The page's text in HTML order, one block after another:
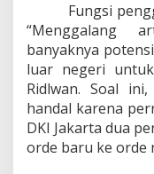
Fungsi
“Menggalang
banyaknya
luar negeri
Ridlwan. Soal
handal karena
DKI Jakarta dua
orde baru ke orde